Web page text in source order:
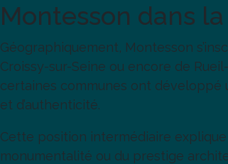
Montesson dans
Géographiquement, Montesson
Croissy-sur-Seine ou encore de
certaines communes ont développé
et d’authenticité.
Cette position intermédiaire
monumentalité ou du prestige